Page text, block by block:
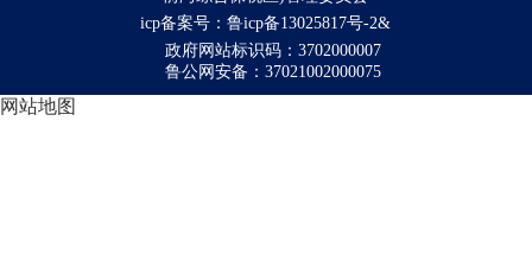
icp备案号：鲁icp备13025817号-2&
政府网站标识码：3702000007
鲁公网安备：37021002000075
网站地图